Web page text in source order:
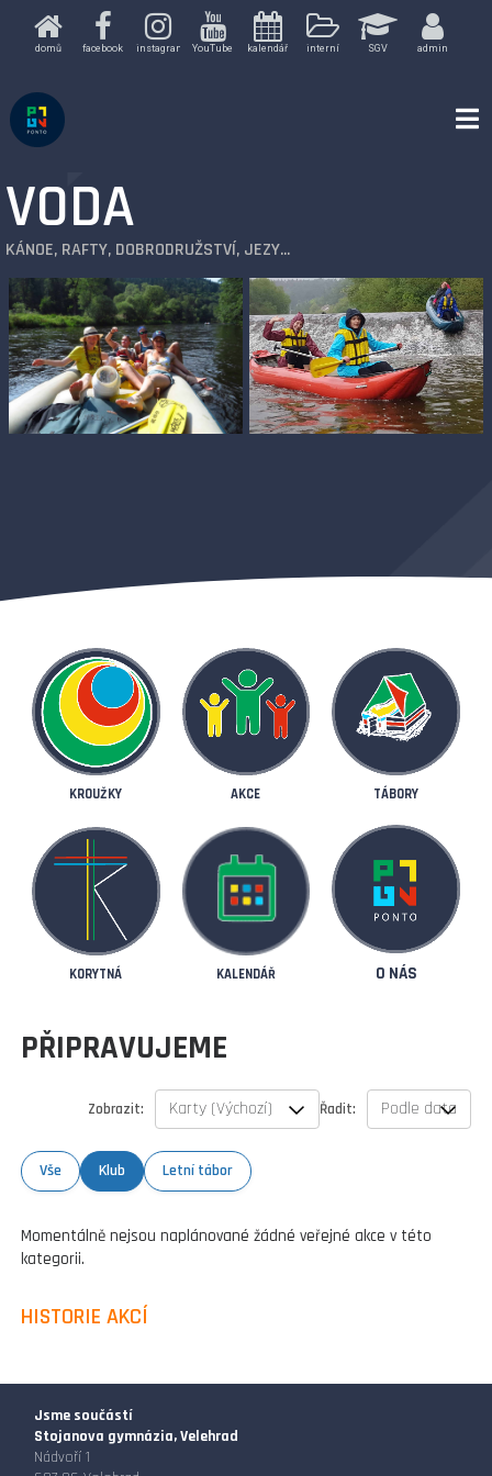
content
domů facebook instagram YouTube kalendář interní SGV admin
VODA
KÁNOE, RAFTY, DOBRODRUŽSTVÍ, JEZY...
KROUŽKY AKCE TÁBORY
KORYTNÁ KALENDÁŘ O NÁS
PŘIPRAVUJEME
Zobrazit: Řadit:
Vše Klub Letní tábor
Momentálně nejsou naplánované žádné veřejné akce v této
kategorii.
HISTORIE AKCÍ
Jsme součástí
Stojanova gymnázia, Velehrad
Nádvoří 1